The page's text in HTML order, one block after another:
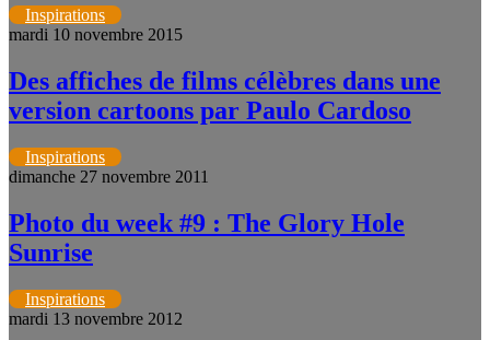
Inspirations
mardi 10 novembre 2015
Des affiches de films célèbres dans une
version cartoons par Paulo Cardoso
Inspirations
dimanche 27 novembre 2011
Photo du week #9 : The Glory Hole
Sunrise
Inspirations
mardi 13 novembre 2012